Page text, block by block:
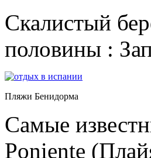
Скалистый
половины :
Пляжи Бенидорма
Самые
Poniente